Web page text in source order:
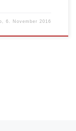
6. November 2016